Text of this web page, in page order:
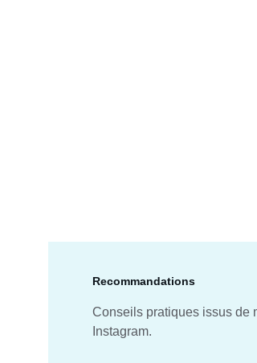
Recommandations
Conseils pratiques issus de
Instagram.